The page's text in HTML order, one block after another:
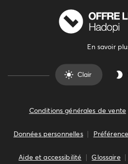
En savoir
Clair
Conditions générales de vente
Données personnelles
Aide et accessibilité Glossaire